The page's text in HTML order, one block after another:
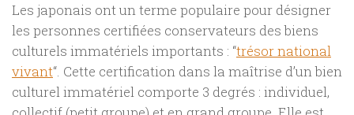
Les japonais ont un terme populaire pour désigner
les personnes certifiées conservateurs des biens
culturels immatériels importants : “trésor national
vivant“. Cette certification dans la maîtrise d’un bien
culturel immatériel comporte 3 degrés : individuel,